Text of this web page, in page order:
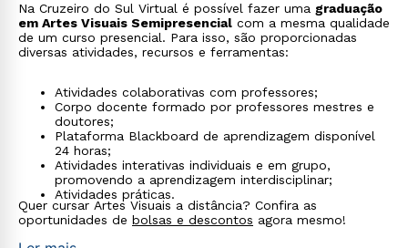
Na Cruzeiro do Sul Virtual é possível fazer uma graduação
em Artes Visuais Semipresencial com a mesma qualidade
de um curso presencial. Para isso, são proporcionadas
diversas atividades, recursos e ferramentas:
Atividades colaborativas com professores;
Corpo docente formado por professores mestres e
doutores;
Plataforma Blackboard de aprendizagem disponível
24 horas;
Atividades interativas individuais e em grupo,
promovendo a aprendizagem interdisciplinar;
Atividades práticas.
Quer cursar Artes Visuais a distância? Confira as
oportunidades de bolsas e descontos agora mesmo!